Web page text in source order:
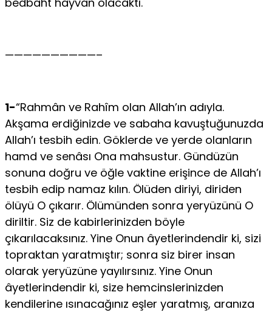
——————————–
1-“Rahmân ve Rahîm olan Allah’ın adıyla.
Akşama erdiğinizde ve sabaha kavuştuğunuzda
Allah’ı tesbih edin. Göklerde ve yerde olanların
hamd ve senâsı Ona mahsustur. Gündüzün
sonuna doğru ve öğle vaktine erişince de Allah’ı
tesbih edip namaz kılın. Ölüden diriyi, diriden
ölüyü O çıkarır. Ölümünden sonra yeryüzünü O
diriltir. Siz de kabirlerinizden böyle
çıkarılacaksınız. Yine Onun âyetlerindendir ki, sizi
topraktan yaratmıştır; sonra siz birer insan
olarak yeryüzüne yayılırsınız. Yine Onun
âyetlerindendir ki, size hemcinslerinizden
kendilerine ısınacağınız eşler yaratmış, aranıza